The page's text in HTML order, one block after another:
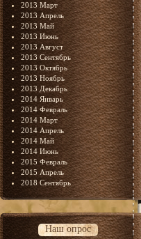
2013 Март
2013 Апрель
2013 Май
2013 Июнь
2013 Август
2013 Сентябрь
2013 Октябрь
2013 Ноябрь
2013 Декабрь
2014 Январь
2014 Февраль
2014 Март
2014 Апрель
2014 Май
2014 Июнь
2015 Февраль
2015 Апрель
2018 Сентябрь
Наш опрос